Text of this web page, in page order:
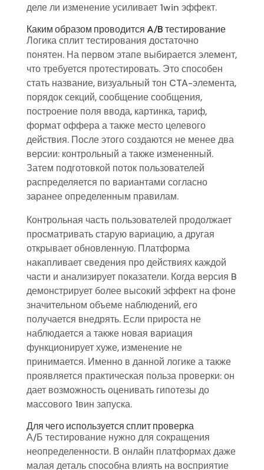
деле ли изменение усиливает 1win эффект.
Каким образом проводится A/B тестирование
Логика сплит тестирования достаточно
понятен. На первом этапе выбирается элемент,
что требуется протестировать. Это способен
стать название, визуальный тон CTA-элемента,
порядок секций, сообщение сообщения,
построение поля ввода, картинка, тариф,
формат оффера а также место целевого
действия. После этого создаются не менее два
версии: контрольный а также измененный.
Затем подготовкой поток пользователей
распределяется по вариантами согласно
заранее определенным правилам.
Контрольная часть пользователей продолжает
просматривать старую вариацию, а другая
открывает обновленную. Платформа
накапливает сведения про действиях каждой
части и анализирует показатели. Когда версия B
демонстрирует более высокий эффект на фоне
значительном объеме наблюдений, его
получается внедрять. Если прироста не
наблюдается а также новая вариация
функционирует хуже, изменение не
принимается. Именно в данной логике а также
проявляется практическая польза проверки: он
дает возможность оценивать гипотезы до
массового 1вин запуска.
Для чего используется сплит проверка
А/Б тестирование нужно для сокращения
неопределенности. В онлайн платформах даже
малая деталь способна влиять на восприятие